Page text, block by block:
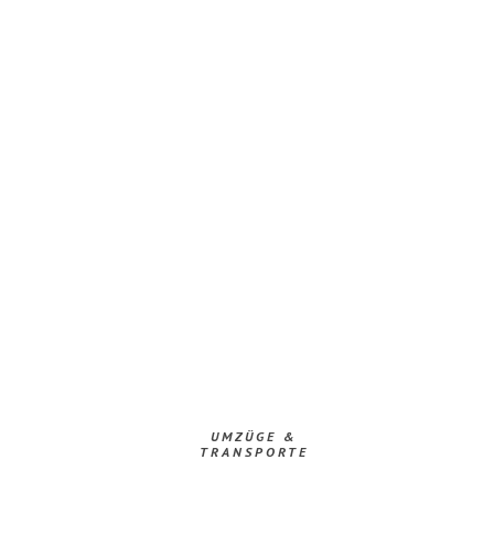
UMZÜGE &
TRANSPORTE